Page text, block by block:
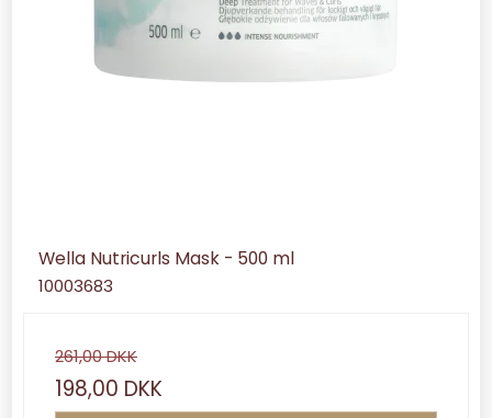
Wella Nutricurls Mask - 500 ml
10003683
261,00 DKK
198,00 DKK